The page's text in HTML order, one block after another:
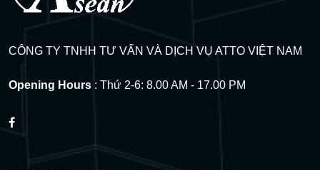
CÔNG TY TNHH TƯ VẤN VÀ DỊCH VỤ ATTO VIỆT NAM
Opening Hours : Thứ 2-6: 8.00 AM - 17.00 PM